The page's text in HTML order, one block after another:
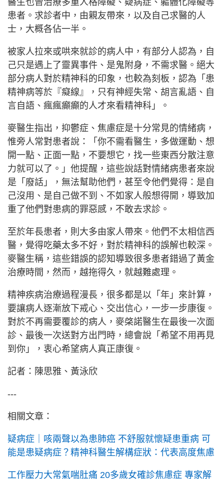
患者。求診者中，由親友帶來，以及自己求醫的人
士，大概各佔一半。
被家人拉來或哄來就診的病人中，有部分人認為，自
己只是遇上了靈異事件、是鬼附身，不需求醫。絕大
部分病人對於精神科的印象，也較為刻板，認為「患
精神病等於『癡線』，只有神經失常、胡言亂語、自
言自語、瘋瘋癲癲的人才來看精神科」。
麥醫生指出，抑鬱症、焦慮症是十分常見的情緒病，
惟旁人常對患者說：「你不需看醫生，多做運動、想
開一點、正面一點，不要想它，找一些東西分散注意
力就可以了。」他提醒，這些說話對情緒病患者來說
是「廢話」，無法幫助他們，甚至令他們覺得：是自
己沒用、是自己做不到、不如家人般想得開，導致加
重了他們對患病的罪惡感，不敢去求診。
至於年長患者，則大多由家人帶來。他們不太相信西
醫，覺得吃藥太多不好，對於精神科的誤解也較深。
麥醫生稱，這些錯誤的認知導致很多患者錯過了黃金
治療時間，然而，越拖得久，就越難處理。
精神疾病治療過程漫長，很多都是以「年」來計算，
要讓病人逐漸放下戒心、交出信心，一步一步康復。
對於不再需要覆診的病人，麥棨諾醫生在最後一次面
診、最後一次送對方出門時，總會說「希望不用再見
到你」，衷心希望病人真正康復。
記者：陳思雅、黃泳欣
---
相關文章：
疑病症｜咳兩聲以為患肺癌 不舒服就懷疑患重病 可
能是患疑病症？精神科醫生解構症狀：代表高度焦慮
工作壓力大常氣喘肚痛 20多歲女確診焦慮症 專家解